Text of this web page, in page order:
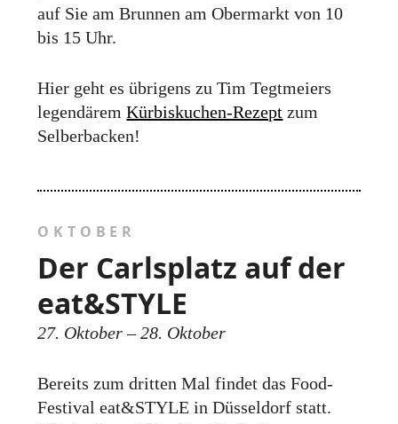
auf Sie am Brunnen am Ober­markt von 10
bis 15 Uhr.
Hier geht es übrigens zu Tim Tegtmeiers
legen­däremKürbiskuchen-Rezept zum
Selber­backen!
OKTOBER
Der Carlsplatz auf der
eat&STYLE
27. Oktober – 28. Oktober
Bereits zum dritten Mal findet das Food-
Festival eat&STYLE in Düsseldorf statt.